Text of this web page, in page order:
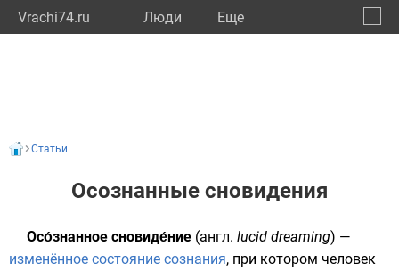
Vrachi74.ru Люди Eще
Статьи
Осознанные сновидения
Осо́знанное сновиде́ние (англ. lucid dreaming) —
изменённое состояние сознания, при котором человек